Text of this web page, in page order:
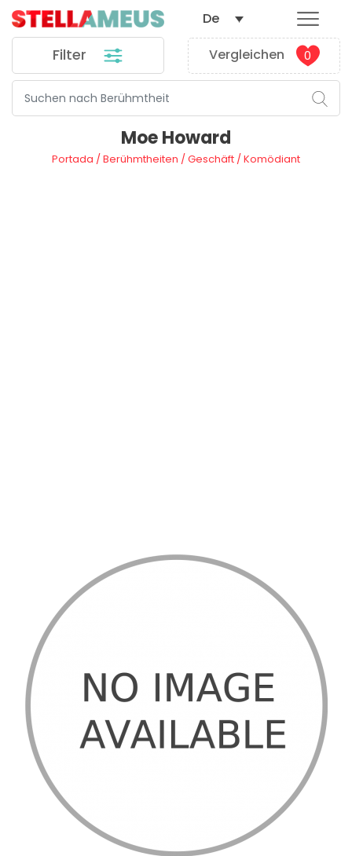
Filter Vergleichen 0
De
Moe Howard
Portada /Berühmtheiten /Geschäft /Komödiant